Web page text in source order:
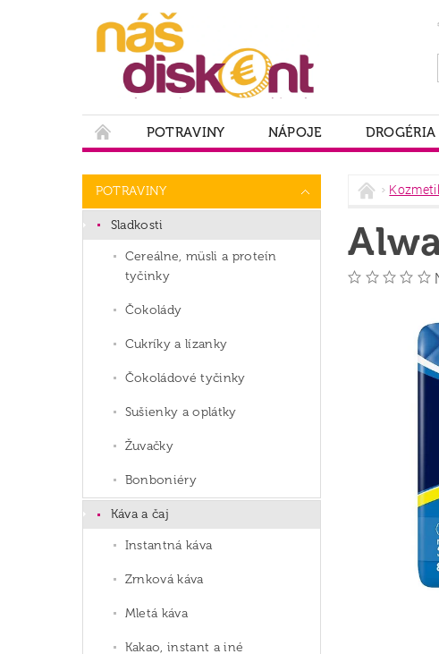
POTRAVINY NÁPOJE DROGÉRIA
POTRAVINY
Sladkosti
Cereálne, müsli a proteín
tyčinky
Čokolády
Cukríky a lízanky
Čokoládové tyčinky
Sušienky a oplátky
Žuvačky
Bonboniéry
Káva a čaj
Instantná káva
Zrnková káva
Mletá káva
Kakao, instant a iné